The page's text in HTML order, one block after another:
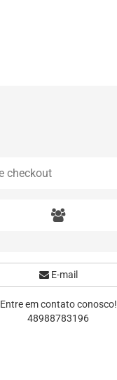
E-mail
Entre em contato conosco!
48988783196